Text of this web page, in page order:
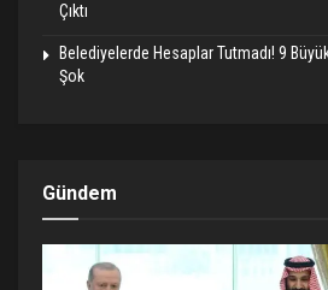
Çıktı
Belediyelerde Hesaplar Tutmadı! 9
Şok
Gündem